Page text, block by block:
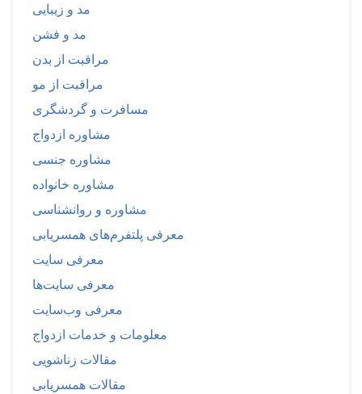
مد و زیبایی
مد و فشن
مراقبت از بدن
مراقبت از مو
مسافرت و گردشگری
مشاوره ازدواج
مشاوره جنسی
مشاوره خانواده
مشاوره و روانشناسی
معرفی پلتفرم‌های همسریابی
معرفی سایت
معرفی سایت‌ها
معرفی وب‌سایت
معلومات و خدمات ازدواج
مقالات زناشویی
مقالات همسریابی